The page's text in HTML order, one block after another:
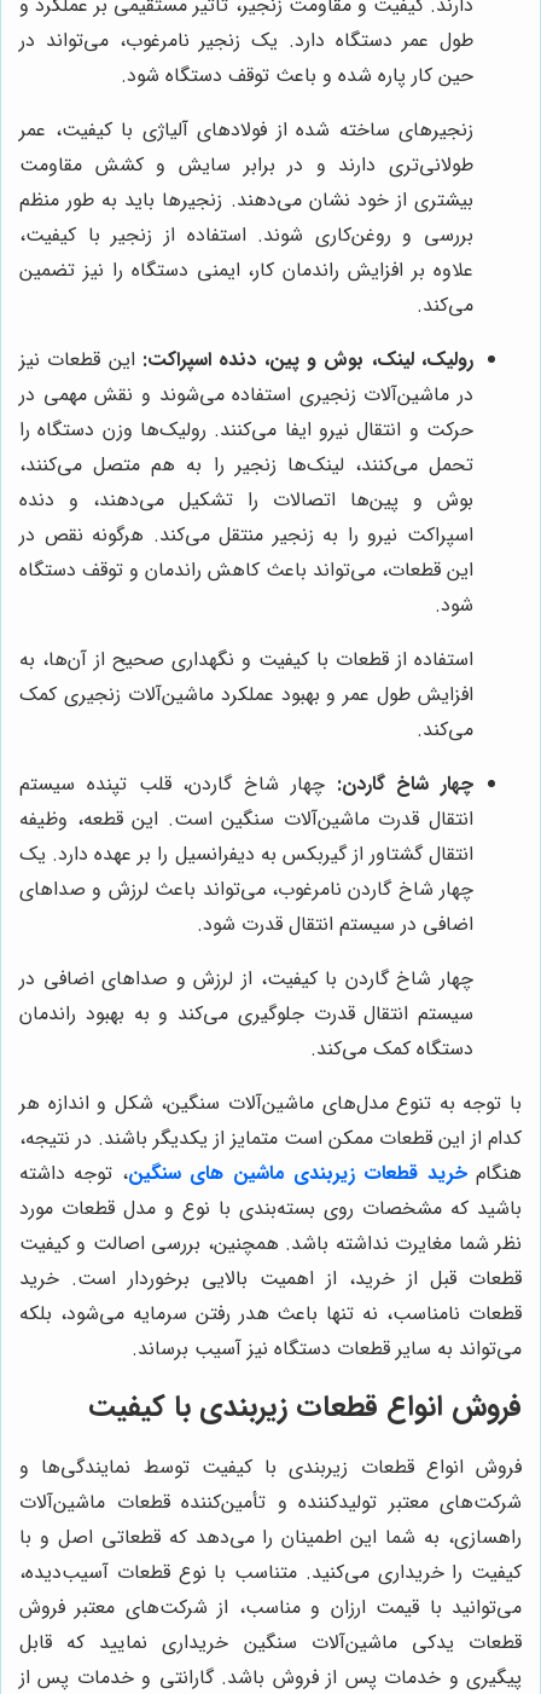
طول عمر دستگاه دارد. یک زنجیر نامرغوب، می‌تواند در
حین کار پاره شده و باعث توقف دستگاه شود.
زنجیرهای ساخته شده از فولادهای آلیاژی با کیفیت، عمر
طولانی‌تری دارند و در برابر سایش و کشش مقاومت
بیشتری از خود نشان می‌دهند. زنجیرها باید به طور منظم
بررسی و روغن‌کاری شوند. استفاده از زنجیر با کیفیت،
علاوه بر افزایش راندمان کار، ایمنی دستگاه را نیز تضمین
می‌کند.
رولیک، لینک، بوش و پین، دنده اسپراکت: این قطعات نیز
در ماشین‌آلات زنجیری استفاده می‌شوند و نقش مهمی در
حرکت و انتقال نیرو ایفا می‌کنند. رولیک‌ها وزن دستگاه را
تحمل می‌کنند، لینک‌ها زنجیر را به هم متصل می‌کنند،
بوش و پین‌ها اتصالات را تشکیل می‌دهند، و دنده
اسپراکت نیرو را به زنجیر منتقل می‌کند. هرگونه نقص در
این قطعات، می‌تواند باعث کاهش راندمان و توقف دستگاه
شود.
استفاده از قطعات با کیفیت و نگهداری صحیح از آن‌ها، به
افزایش طول عمر و بهبود عملکرد ماشین‌آلات زنجیری کمک
می‌کند.
چهار شاخ گاردن: چهار شاخ گاردن، قلب تپنده سیستم
انتقال قدرت ماشین‌آلات سنگین است. این قطعه، وظیفه
انتقال گشتاور از گیربکس به دیفرانسیل را بر عهده دارد. یک
چهار شاخ گاردن نامرغوب، می‌تواند باعث لرزش و صداهای
اضافی در سیستم انتقال قدرت شود.
چهار شاخ گاردن با کیفیت، از لرزش و صداهای اضافی در
سیستم انتقال قدرت جلوگیری می‌کند و به بهبود راندمان
دستگاه کمک می‌کند.
با توجه به تنوع مدل‌های ماشین‌آلات سنگین، شکل و اندازه هر
کدام از این قطعات ممکن است متمایز از یکدیگر باشند. در نتیجه،
هنگامخرید قطعات زیربندی ماشین های سنگین، توجه داشته
باشید که مشخصات روی بسته‌بندی با نوع و مدل قطعات مورد
نظر شما مغایرت نداشته باشد. همچنین، بررسی اصالت و کیفیت
قطعات قبل از خرید، از اهمیت بالایی برخوردار است. خرید
قطعات نامناسب، نه تنها باعث هدر رفتن سرمایه می‌شود، بلکه
می‌تواند به سایر قطعات دستگاه نیز آسیب برساند.
فروش انواع قطعات زیربندی با کیفیت
فروش انواع قطعات زیربندی با کیفیت توسط نمایندگی‌ها و
شرکت‌های معتبر تولیدکننده و تأمین‌کننده قطعات ماشین‌آلات
راهسازی، به شما این اطمینان را می‌دهد که قطعاتی اصل و با
کیفیت را خریداری می‌کنید. متناسب با نوع قطعات آسیب‌دیده،
می‌توانید با قیمت ارزان و مناسب، از شرکت‌های معتبر فروش
قطعات یدکی ماشین‌آلات سنگین خریداری نمایید که قابل
پیگیری و خدمات پس از فروش باشد. گارانتی و خدمات پس از